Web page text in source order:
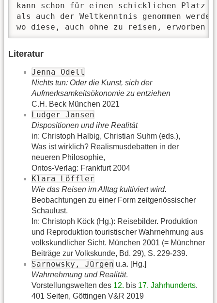
kann schon für einen schicklichen Platz
als auch der Weltkenntnis genommen
wo diese, auch ohne zu reisen, erworben
Literatur
Jenna Odell
Nichts tun: Oder die Kunst, sich der
Aufmerksamkeitsökonomie zu entziehen
C.H. Beck München 2021
Ludger Jansen
Dispositionen und ihre Realität
in: Christoph Halbig, Christian Suhm (eds.),
Was ist wirklich? Realismusdebatten in der
neueren Philosophie,
Ontos-Verlag: Frankfurt 2004
Klara Löffler
Wie das Reisen im Alltag kultiviert wird.
Beobachtungen zu einer Form zeitgenössischer
Schaulust.
In: Christoph Köck (Hg.): Reisebilder. Produktion
und Reproduktion touristischer Wahrnehmung aus
volkskundlicher Sicht. München 2001 (= Münchner
Beiträge zur Volkskunde, Bd. 29), S. 229-239.
Sarnowsky, Jürgen u.a. [Hg.]
Wahrnehmung und Realität.
Vorstellungswelten des 12. bis 17. Jahrhunderts.
401 Seiten, Göttingen V&R 2019